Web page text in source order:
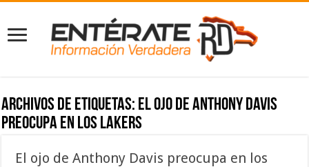
Archivos de etiquetas: El ojo de Anthony Davis
preocupa en los Lakers
El ojo de Anthony Davis preocupa en los